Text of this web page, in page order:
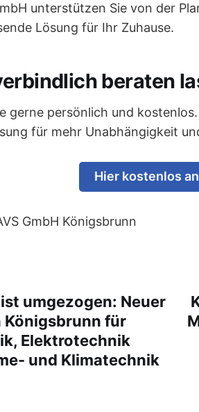
unterstützen Sie von der
Lösung für Ihr Zuhause.
beraten
gerne persönlich und
für mehr Unabhängigkeit
Hier kostenlos
GmbH Königsbrunn
ist umgezogen: Neuer
Königsbrunn für
Elektrotechnik
und Klimatechnik